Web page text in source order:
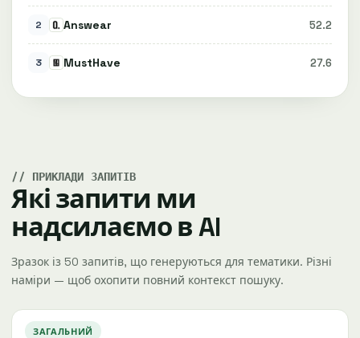
2 Answear 52.2
3 MustHave 27.6
ПРИКЛАДИ ЗАПИТІВ
Які запити ми
надсилаємо в AI
Зразок із 50 запитів, що генеруються для тематики. Різні
наміри — щоб охопити повний контекст пошуку.
ЗАГАЛЬНИЙ